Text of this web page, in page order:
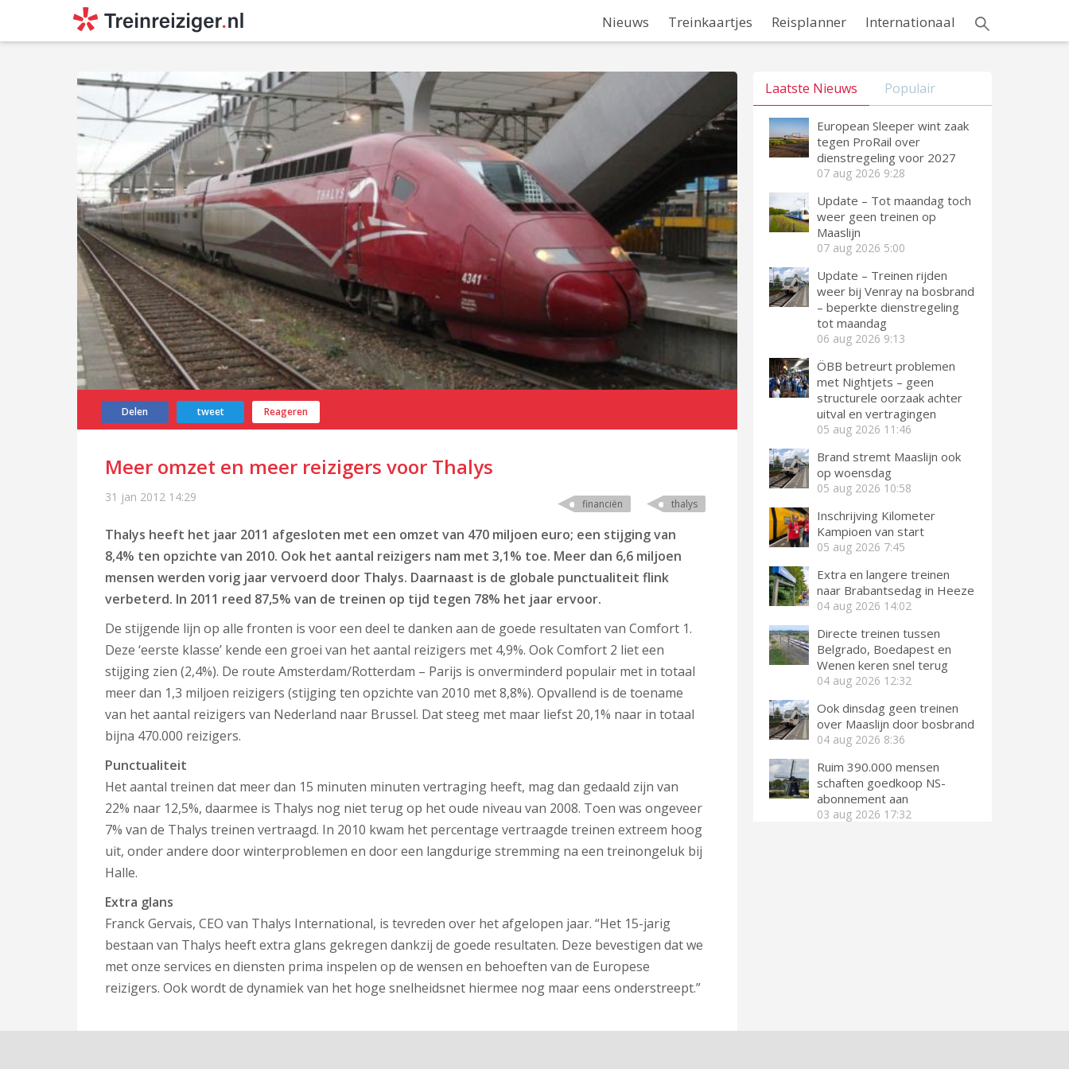
Nieuws Treinkaartjes Reisplanner Internationaal
Delen tweet Reageren
Meer omzet en meer reizigers voor Thalys
31 jan 2012 14:29 financiën thalys
Thalys heeft het jaar 2011 afgesloten met een omzet van 470 miljoen euro; een stijging van
8,4% ten opzichte van 2010. Ook het aantal reizigers nam met 3,1% toe. Meer dan 6,6 miljoen
mensen werden vorig jaar vervoerd door Thalys. Daarnaast is de globale punctualiteit flink
verbeterd. In 2011 reed 87,5% van de treinen op tijd tegen 78% het jaar ervoor.
De stijgende lijn op alle fronten is voor een deel te danken aan de goede resultaten van Comfort 1.
Deze ‘eerste klasse’ kende een groei van het aantal reizigers met 4,9%. Ook Comfort 2 liet een
stijging zien (2,4%). De route Amsterdam/Rotterdam – Parijs is onverminderd populair met in totaal
meer dan 1,3 miljoen reizigers (stijging ten opzichte van 2010 met 8,8%). Opvallend is de toename
van het aantal reizigers van Nederland naar Brussel. Dat steeg met maar liefst 20,1% naar in totaal
bijna 470.000 reizigers.
Punctualiteit
Het aantal treinen dat meer dan 15 minuten minuten vertraging heeft, mag dan gedaald zijn van
22% naar 12,5%, daarmee is Thalys nog niet terug op het oude niveau van 2008. Toen was ongeveer
7% van de Thalys treinen vertraagd. In 2010 kwam het percentage vertraagde treinen extreem hoog
uit, onder andere door winterproblemen en door een langdurige stremming na een treinongeluk bij
Halle.
Extra glans
Franck Gervais, CEO van Thalys International, is tevreden over het afgelopen jaar. “Het 15-jarig
bestaan van Thalys heeft extra glans gekregen dankzij de goede resultaten. Deze bevestigen dat we
met onze services en diensten prima inspelen op de wensen en behoeften van de Europese
reizigers. Ook wordt de dynamiek van het hoge snelheidsnet hiermee nog maar eens onderstreept.”
Laatste Nieuws Populair
European Sleeper wint zaak
tegen ProRail over
dienstregeling voor 2027
07 aug 2026 9:28
Update – Tot maandag toch
weer geen treinen op
Maaslijn
07 aug 2026 5:00
Update – Treinen rijden
weer bij Venray na bosbrand
– beperkte dienstregeling
tot maandag
06 aug 2026 9:13
ÖBB betreurt problemen
met Nightjets – geen
structurele oorzaak achter
uitval en vertragingen
05 aug 2026 11:46
Brand stremt Maaslijn ook
op woensdag
05 aug 2026 10:58
Inschrijving Kilometer
Kampioen van start
05 aug 2026 7:45
Extra en langere treinen
naar Brabantsedag in Heeze
04 aug 2026 14:02
Directe treinen tussen
Belgrado, Boedapest en
Wenen keren snel terug
04 aug 2026 12:32
Ook dinsdag geen treinen
over Maaslijn door bosbrand
04 aug 2026 8:36
Ruim 390.000 mensen
schaften goedkoop NS-
abonnement aan
03 aug 2026 17:32